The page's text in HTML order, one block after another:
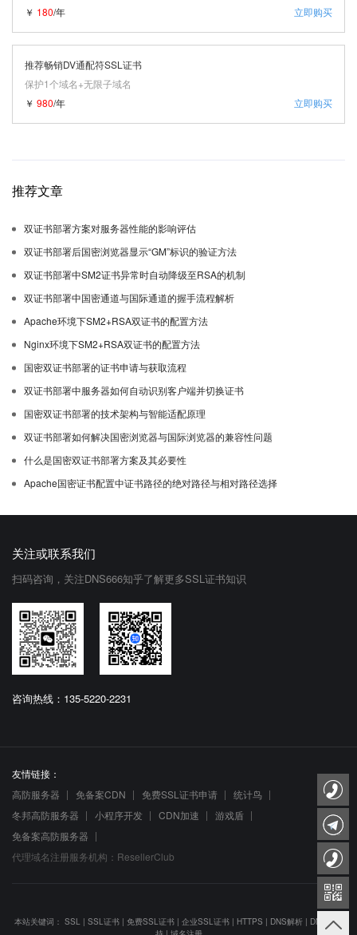
立即购买
￥ 180/年
推荐畅销DV通配符SSL证书
保护1个域名+无限子域名
立即购买
￥ 980/年
推荐文章
双证书部署方案对服务器性能的影响评估
双证书部署后国密浏览器显示“GM”标识的验证方法
双证书部署中SM2证书异常时自动降级至RSA的机制
双证书部署中国密通道与国际通道的握手流程解析
Apache环境下SM2+RSA双证书的配置方法
Nginx环境下SM2+RSA双证书的配置方法
国密双证书部署的证书申请与获取流程
双证书部署中服务器如何自动识别客户端并切换证书
国密双证书部署的技术架构与智能适配原理
双证书部署如何解决国密浏览器与国际浏览器的兼容性问题
什么是国密双证书部署方案及其必要性
Apache国密证书配置中证书路径的绝对路径与相对路径选择
关注或联系我们
扫码咨询，关注DNS666知乎了解更多SSL证书知识
咨询热线：135-5220-2231
友情链接：
高防服务器
免备案CDN 免费SSL证书申请
统计鸟
冬邦高防服务器
小程序开发 CDN加速
游戏盾
免备案高防服务器
代理域名注册服务机构：ResellerClub
本站关键词： SSL | SSL证书 | 免费SSL证书 | 企业SSL证书 | HTTPS | DNS解析 | DNS防劫